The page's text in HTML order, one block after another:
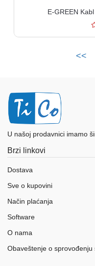
E-GREEN
<<
U našoj prodavnici imamo
Brzi linkovi
Dostava
Sve o kupovini
Način plaćanja
Software
O nama
Obaveštenje o